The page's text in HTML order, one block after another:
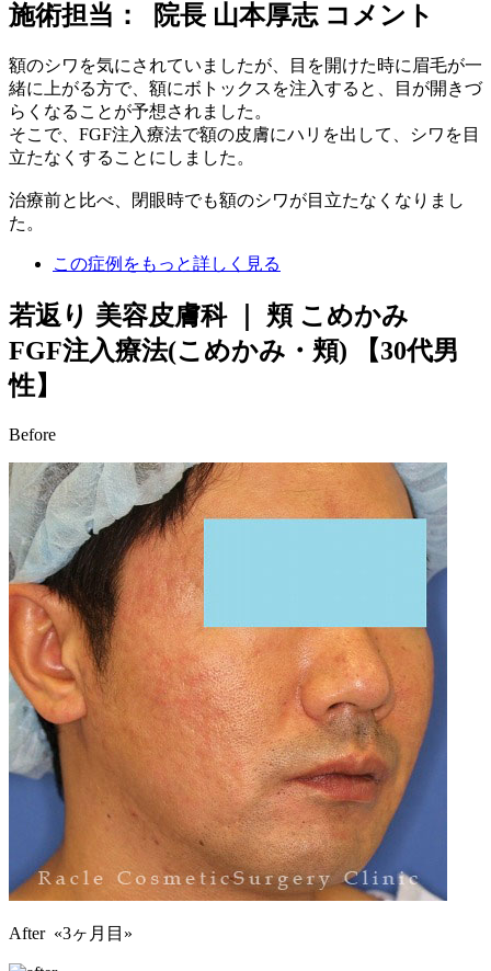
施術担当： 院長 山本厚志 コメント
額のシワを気にされていましたが、目を開けた時に眉毛が一
緒に上がる方で、額にボトックスを注入すると、目が開きづ
らくなることが予想されました。
そこで、FGF注入療法で額の皮膚にハリを出して、シワを目
立たなくすることにしました。
治療前と比べ、閉眼時でも額のシワが目立たなくなりまし
た。
この症例をもっと詳しく見る
若返り 美容皮膚科 ｜ 頬 こめかみ
FGF注入療法(こめかみ・頬)
【30代男
性】
Before
After «3ヶ月目»